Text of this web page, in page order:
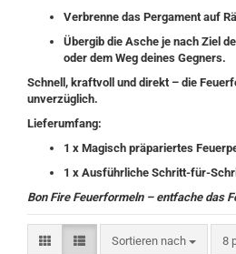
Verbrenne das Pergament auf
Übergib die Asche je nach Ziel
oder dem Weg deines Gegners.
Schnell, kraftvoll und direkt – die
unverzüglich.
Lieferumfang:
1 x Magisch präpariertes
1 x Ausführliche Schritt-für-
Bon Fire Feuerformeln – entfache das
Sortieren nach
Sortieren nach 8